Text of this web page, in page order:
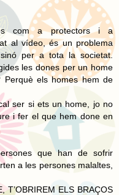
com a protectors i a
al vídeo, és un problema
per a tota la societat.
les dones per un home
Perquè els homes hem de
ser si ets un home, jo no
i fer el que hem done en
que han de sofrir
a les persones malaltes,
T’OBRIREM ELS BRAÇOS